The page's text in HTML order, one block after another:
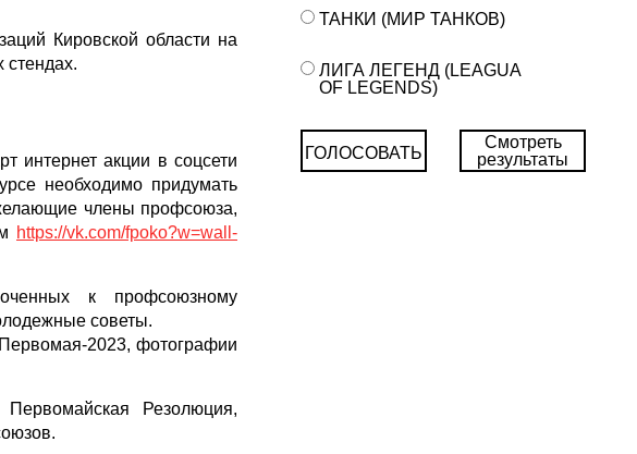
Кировской области на
стендах.
интернет акции в соцсети
необходимо придумать
члены профсоюза,
https://vk.com/fpoko?w=wall-
к профсоюзному
советы.
2023, фотографии
Резолюция,
ТАНКИ (МИР ТАНКОВ)
ЛИГА ЛЕГЕНД (LEAGUA
OF LEGENDS)
ГОЛОСОВАТЬ
Смотреть
результаты